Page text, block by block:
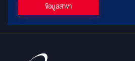
ข้อมูลสาขา